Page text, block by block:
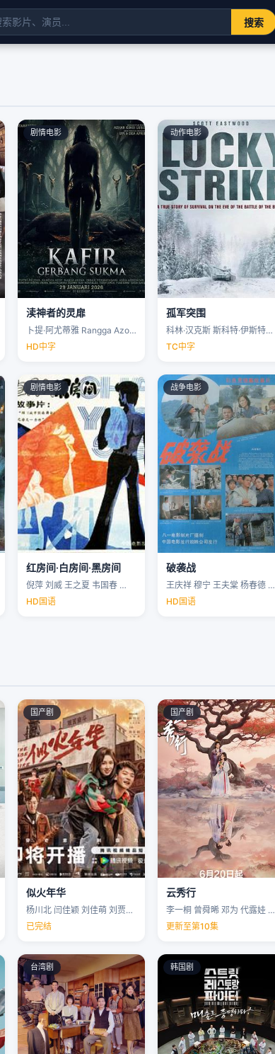
搜索
剧情电影
渎神者的灵扉
卜提·阿尤蒂雅 Rangga Azof Nadya …
HD中字
动作电影
孤军突围
科林·汉克斯 斯科特·伊斯特伍德 安洁纽·艾莉丝-泰勒 泰勒·约翰·史密斯 …
TC中字
剧情电影
红房间·白房间·黑房间
倪萍 刘威 王之夏 韦国春 …
HD国语
战争电影
破袭战
王庆祥 穆宁 王夫棠 杨春德 …
HD国语
国产剧
似火年华
杨川北 闫佳颖 刘佳萌 刘贾玺 …
已完结
国产剧
云秀行
李一桐 曾舜晞 邓为 代露娃 …
更新至第10集
台湾剧 韩国剧